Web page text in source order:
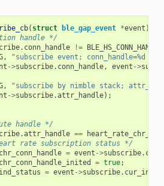
( struct ble_gap_event *event )
handle */
. conn_handle !=
,
"subscribe event; conn_handle=%d
->subscribe. conn_handle, event ->
,
"subscribe by nimble stack;
->subscribe.attr_handle);
handle */
.attr_handle ==
rate subscription status */
= event ->subscribe.
= true;
= event ->subscribe.